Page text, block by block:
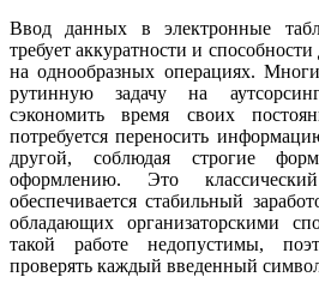
Ввод данных в электронные
требует аккуратности и
на однообразных операциях.
рутинную задачу на
сэкономить время своих
потребуется переносить
другой, соблюдая строгие
оформлению. Это
обеспечивается стабильный
обладающих организаторскими
такой работе недопустимы,
проверять каждый введенный